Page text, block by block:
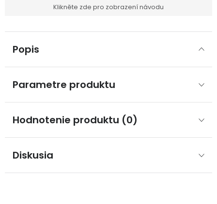
Klikněte zde pro zobrazení návodu
Popis
Parametre produktu
Hodnotenie produktu (0)
Diskusia